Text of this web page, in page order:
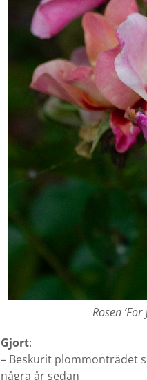
Rosen
Gjort:
– Beskurit plommonträdet
några år sedan